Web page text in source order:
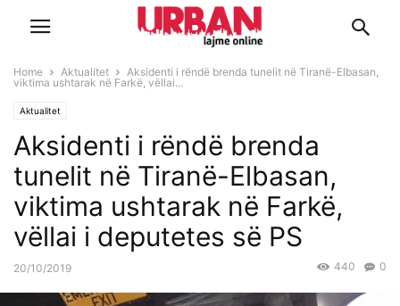
Home Aktualitet
Aksidenti i rëndë brenda tunelit në Tiranë-Elbasan,
viktima ushtarak në Farkë, vëllai...
Aktualitet
Aksidenti i rëndë brenda
tunelit në Tiranë-Elbasan,
viktima ushtarak në Farkë,
vëllai i deputetes së PS
20/10/2019 0
440